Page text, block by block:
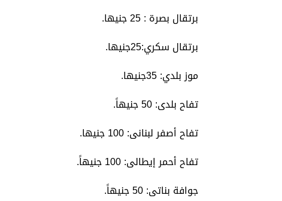
برتقال بصرة : 25 جنيها.
برتقال سكري:25جنيها.
موز بلدي: 35جنيها.
تفاح بلدى: 50 جنيهاً.
تفاح أصفر لبنانى: 100 جنيها.
تفاح أحمر إيطالى: 100 جنيهاً.
جوافة بناتى: 50 جنيهاً.